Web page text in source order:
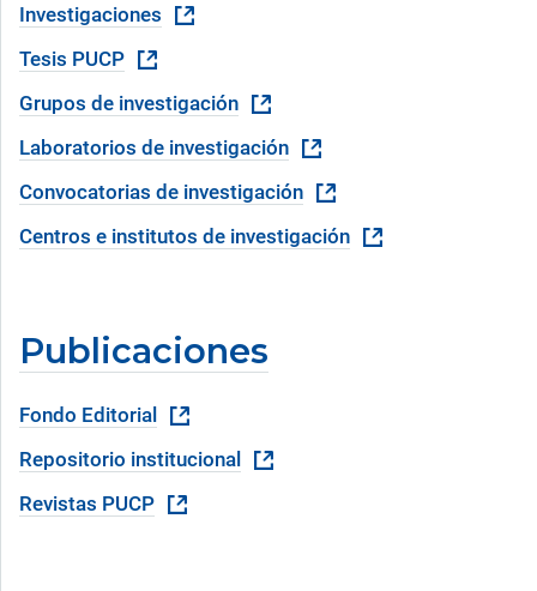
Investigaciones
Tesis PUCP
Grupos de investigación
Laboratorios de investigación
Convocatorias de investigación
Centros e institutos de investigación
Publicaciones
Fondo Editorial
Repositorio institucional
Revistas PUCP